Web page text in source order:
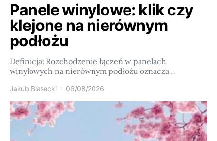
Panele winylowe: klik czy
klejone na nierównym
podłożu
Definicja: Rozchodzenie łączeń w panelach
winylowych na nierównym podłożu oznacza…
Jakub Biasecki 06/08/2026